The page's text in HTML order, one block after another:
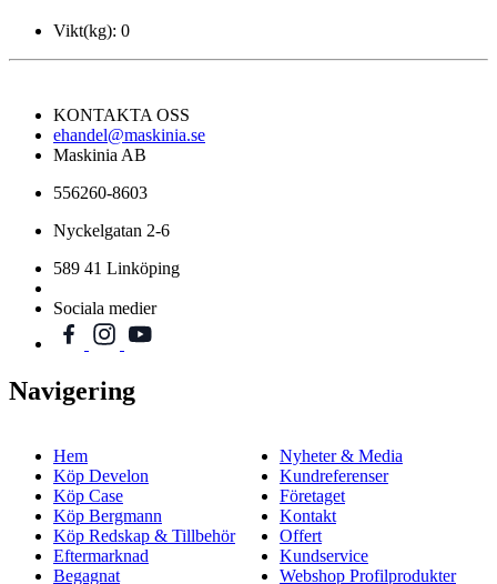
Vikt(kg): 0
KONTAKTA OSS
ehandel@maskinia.se
Maskinia AB
556260-8603
Nyckelgatan 2-6
589 41 Linköping
Sociala medier
Navigering
Hem
Köp Develon
Köp Case
Köp Bergmann
Köp Redskap & Tillbehör
Eftermarknad
Begagnat
Nyheter & Media
Kundreferenser
Företaget
Kontakt
Offert
Kundservice
Webshop Profilprodukter